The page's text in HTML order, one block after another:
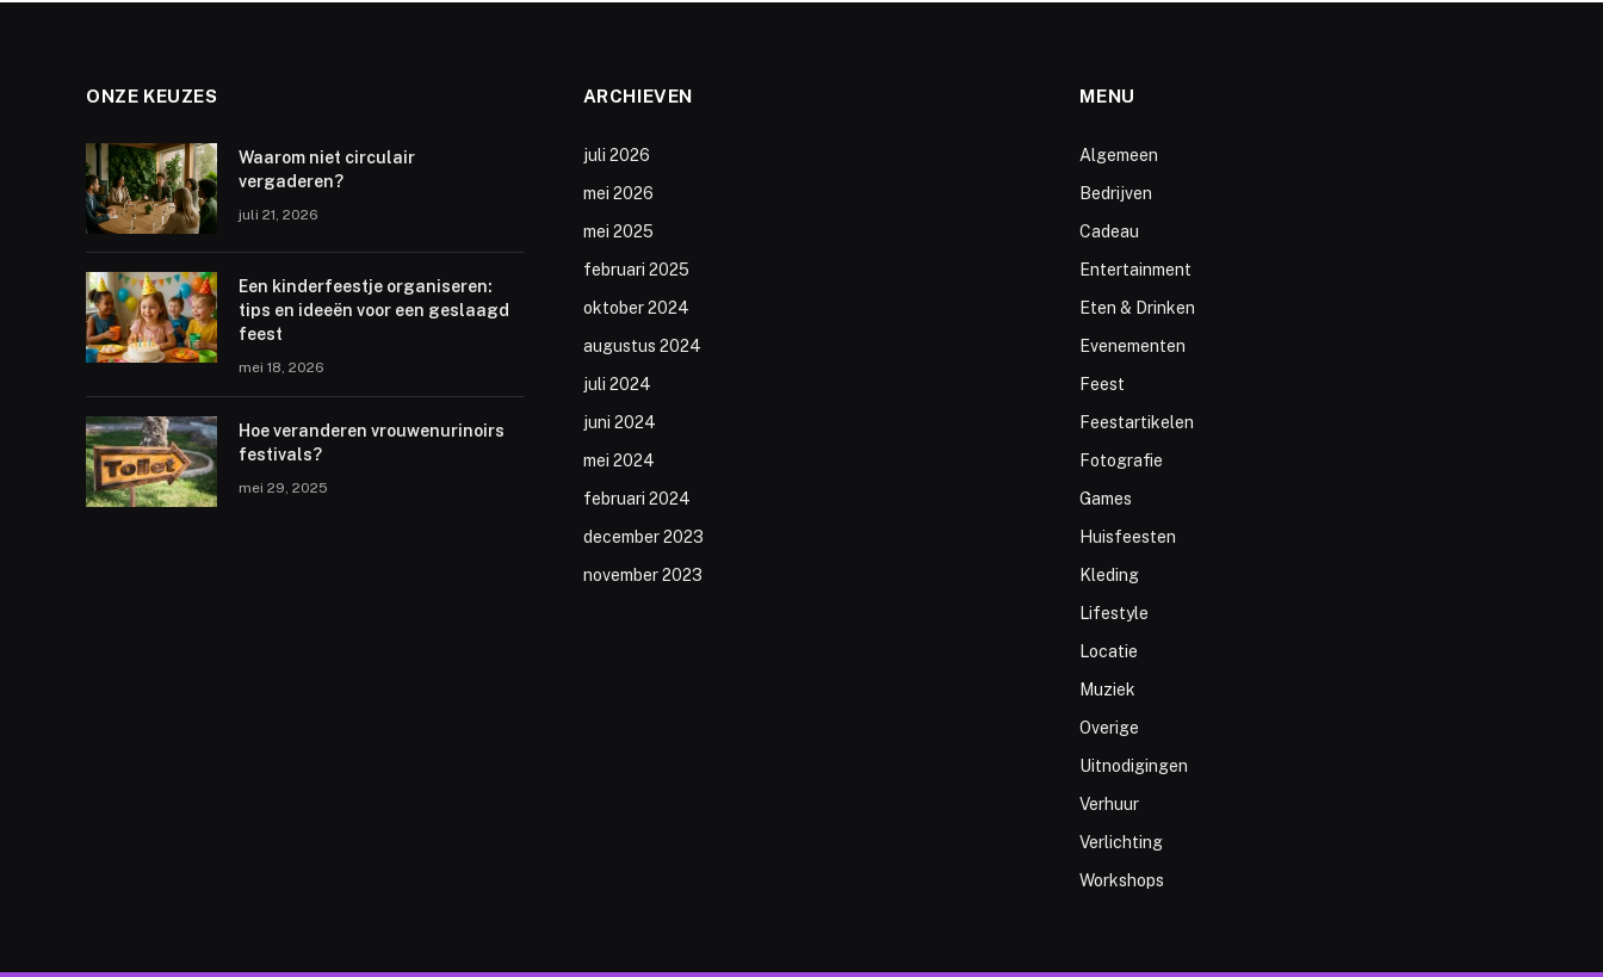
ONZE KEUZES
Waarom niet circulair
vergaderen?
juli 21, 2026
Een kinderfeestje organiseren:
tips en ideeën voor een geslaagd
feest
mei 18, 2026
Hoe veranderen vrouwenurinoirs
festivals?
mei 29, 2025
ARCHIEVEN
juli 2026
mei 2026
mei 2025
februari 2025
oktober 2024
augustus 2024
juli 2024
juni 2024
mei 2024
februari 2024
december 2023
november 2023
MENU
Algemeen
Bedrijven
Cadeau
Entertainment
Eten & Drinken
Evenementen
Feest
Feestartikelen
Fotografie
Games
Huisfeesten
Kleding
Lifestyle
Locatie
Muziek
Overige
Uitnodigingen
Verhuur
Verlichting
Workshops